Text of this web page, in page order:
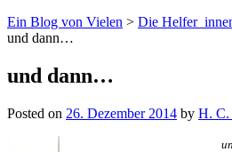
Ein Blog von Vielen > Die
und dann…
und dann…
Posted on 26. Dezember 2014 by H. C.